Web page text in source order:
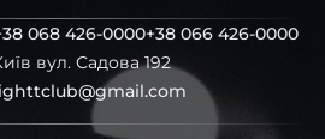
068 426-0000+38 066 426-0000
вул. Садова 192